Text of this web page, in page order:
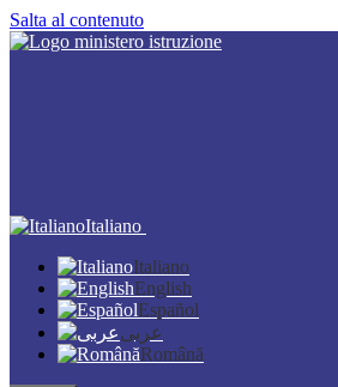
Salta al contenuto
Italiano
Italiano
English
Español
عربى
Română